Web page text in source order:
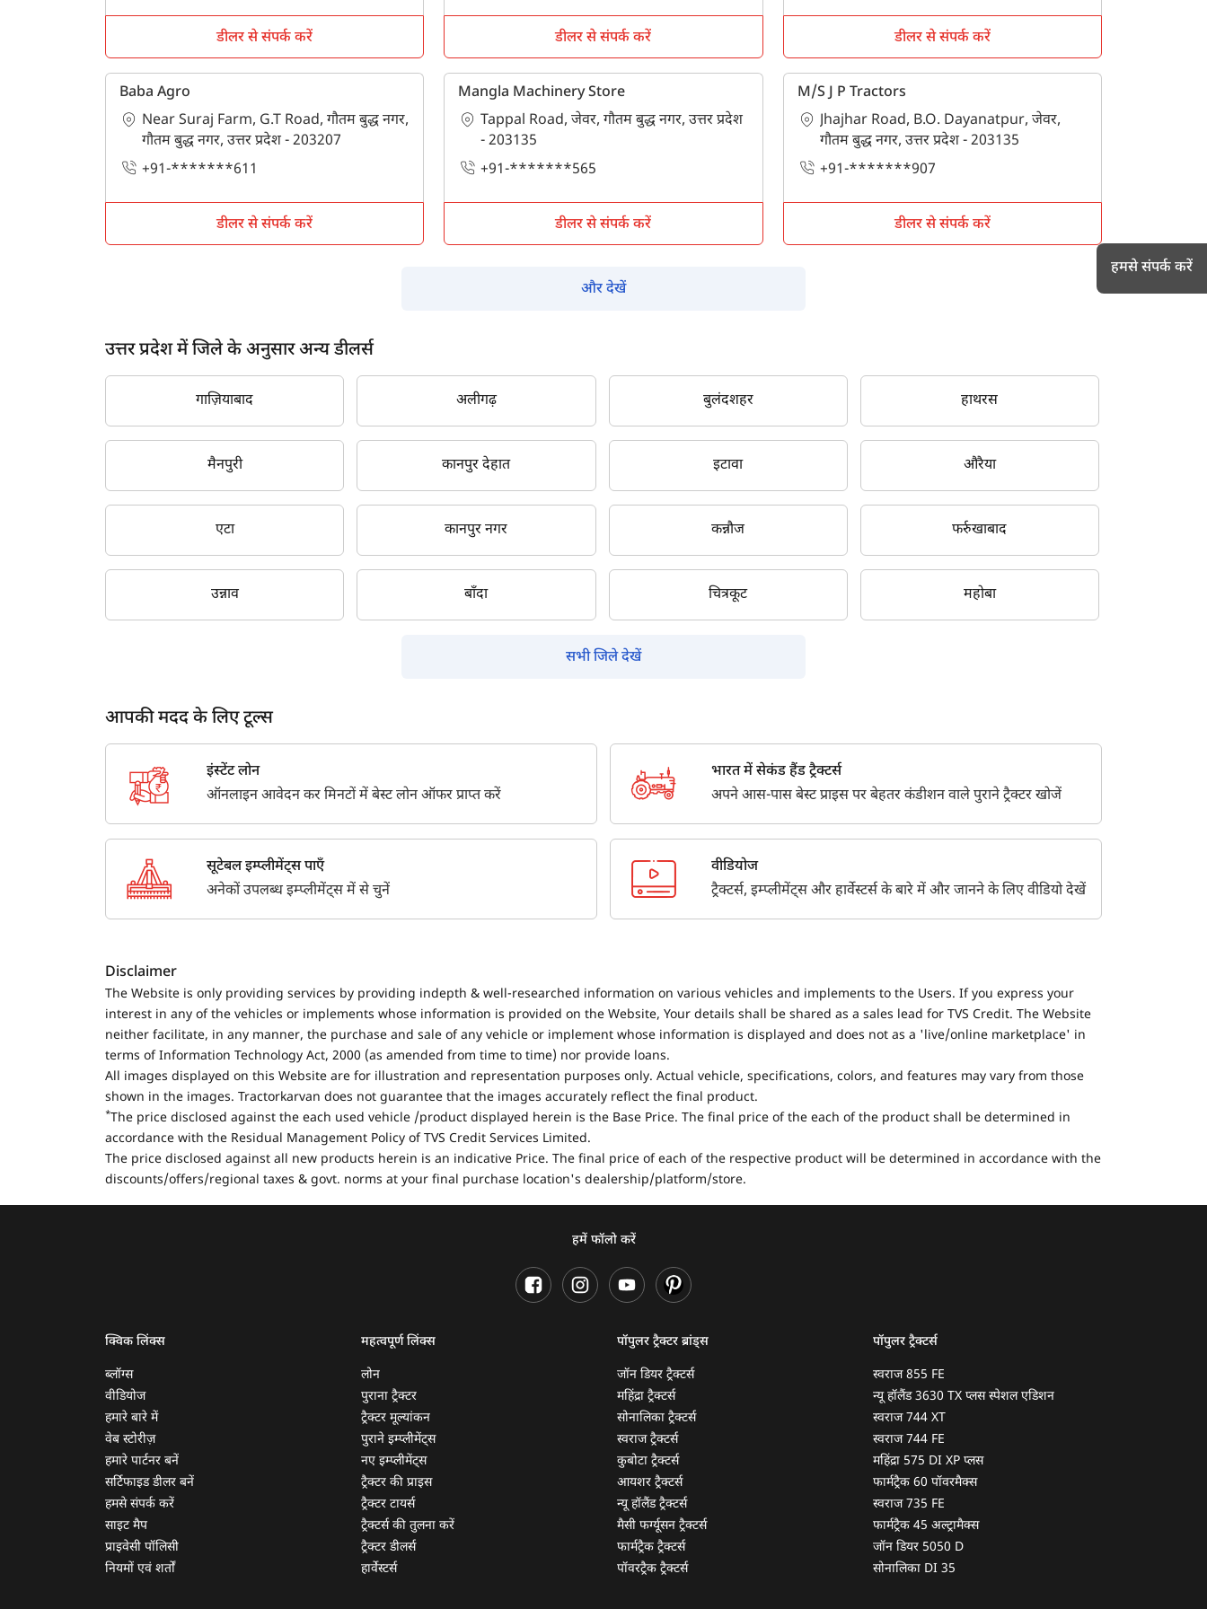
डीलर से संपर्क करें डीलर से संपर्क करें डीलर से संपर्क करें
Baba Agro
Near Suraj Farm, G.T Road, गौतम बुद्ध नगर,
गौतम बुद्ध नगर, उत्तर प्रदेश - 203207
+91-*******611
डीलर से संपर्क करें
Mangla Machinery Store
Tappal Road, जेवर, गौतम बुद्ध नगर, उत्तर प्रदेश
- 203135
+91-*******565
डीलर से संपर्क करें
M/S J P Tractors
Jhajhar Road, B.O. Dayanatpur, जेवर,
गौतम बुद्ध नगर, उत्तर प्रदेश - 203135
+91-*******907
डीलर से संपर्क करें
और देखें
उत्तर प्रदेश में जिले के अनुसार अन्य डीलर्स
गाज़ियाबाद अलीगढ़ बुलंदशहर हाथरस
मैनपुरी कानपुर देहात इटावा औरैया
एटा कानपुर नगर कन्नौज फर्रुखाबाद
उन्नाव बाँदा चित्रकूट महोबा
सभी जिले देखें
आपकी मदद के लिए टूल्स
इंस्टेंट लोन
ऑनलाइन आवेदन कर मिनटों में बेस्ट लोन ऑफर प्राप्त करें
भारत में सेकंड हैंड ट्रैक्टर्स
अपने आस-पास बेस्ट प्राइस पर बेहतर कंडीशन वाले पुराने ट्रैक्टर खोजें
सूटेबल इम्प्लीमेंट्स पाएँ
अनेकों उपलब्ध इम्प्लीमेंट्स में से चुनें
वीडियोज
ट्रैक्टर्स, इम्प्लीमेंट्स और हार्वेस्टर्स के बारे में और जानने के लिए वीडियो देखें
Disclaimer
The Website is only providing services by providing indepth & well-researched information on various vehicles and implements to the Users. If you express your
interest in any of the vehicles or implements whose information is provided on the Website, Your details shall be shared as a sales lead for TVS Credit. The Website
neither facilitate, in any manner, the purchase and sale of any vehicle or implement whose information is displayed and does not as a 'live/online marketplace' in
terms of Information Technology Act, 2000 (as amended from time to time) nor provide loans.
All images displayed on this Website are for illustration and representation purposes only. Actual vehicle, specifications, colors, and features may vary from those
shown in the images. Tractorkarvan does not guarantee that the images accurately reflect the final product.
*The price disclosed against the each used vehicle /product displayed herein is the Base Price. The final price of the each of the product shall be determined in
accordance with the Residual Management Policy of TVS Credit Services Limited.
The price disclosed against all new products herein is an indicative Price. The final price of each of the respective product will be determined in accordance with the
discounts/offers/regional taxes & govt. norms at your final purchase location's dealership/platform/store.
हमें फॉलो करें
क्विक लिंक्स
ब्लॉग्स
वीडियोज
हमारे बारे में
वेब स्टोरीज़
हमारे पार्टनर बनें
सर्टिफाइड डीलर बनें
हमसे संपर्क करें
साइट मैप
प्राइवेसी पॉलिसी
नियमों एवं शर्तों
महत्वपूर्ण लिंक्स
लोन
पुराना ट्रैक्टर
ट्रैक्टर मूल्यांकन
पुराने इम्प्लीमेंट्स
नए इम्प्लीमेंट्स
ट्रैक्टर की प्राइस
ट्रैक्टर टायर्स
ट्रैक्टर्स की तुलना करें
ट्रैक्टर डीलर्स
हार्वेस्टर्स
पॉपुलर ट्रैक्टर ब्रांड्स
जॉन डियर ट्रैक्टर्स
महिंद्रा ट्रैक्टर्स
सोनालिका ट्रैक्टर्स
स्वराज ट्रैक्टर्स
कुबोटा ट्रैक्टर्स
आयशर ट्रैक्टर्स
न्यू हॉलैंड ट्रैक्टर्स
मैसी फर्ग्यूसन ट्रैक्टर्स
फार्मट्रैक ट्रैक्टर्स
पॉवरट्रैक ट्रैक्टर्स
पॉपुलर ट्रैक्टर्स
स्वराज 855 FE
न्यू हॉलैंड 3630 TX प्लस स्पेशल एडिशन
स्वराज 744 XT
स्वराज 744 FE
महिंद्रा 575 DI XP प्लस
फार्मट्रैक 60 पॉवरमैक्स
स्वराज 735 FE
फार्मट्रैक 45 अल्ट्रामैक्स
जॉन डियर 5050 D
सोनालिका DI 35
हमसे संपर्क करें
अपना पूरा नाम दर्ज करें
मोबाइल नंबर दर्ज करें*